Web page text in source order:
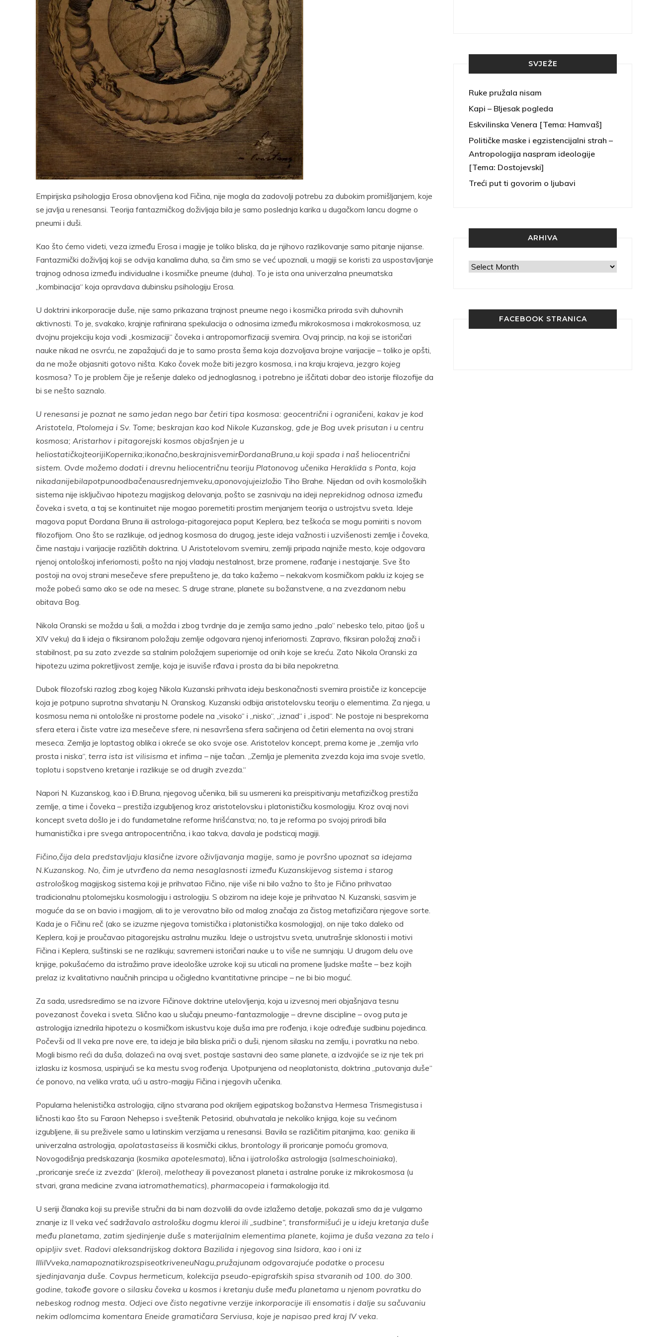
Empirijska psihologija Erosa obnovljena kod Fičina, nije mogla da zadovolji potrebu za dubokim promišljanjem, koje
se javlja u renesansi. Teorija fantazmičkog doživljaja bila je samo poslednja karika u dugačkom lancu dogme o
pneumi i duši.
Kao što ćemo videti, veza između Erosa i magije je toliko bliska, da je njihovo razlikovanje samo pitanje nijanse.
Fantazmički doživljaj koji se odvija kanalima duha, sa čim smo se već upoznali, u magiji se koristi za uspostavljanje
trajnog odnosa između individualne i kosmičke pneume (duha). To je ista ona univerzalna pneumatska
„kombinacija“ koja opravdava dubinsku psihologiju Erosa.
U doktrini inkorporacije duše, nije samo prikazana trajnost pneume nego i kosmička priroda svih duhovnih
aktivnosti. To je, svakako, krajnje rafinirana spekulacija o odnosima između mikrokosmosa i makrokosmosa, uz
dvojnu projekciju koja vodi „kosmizaciji“ čoveka i antropomorfizaciji svemira. Ovaj princip, na koji se istoričari
nauke nikad ne osvrću, ne zapažajući da je to samo prosta šema koja dozvoljava brojne varijacije – toliko je opšti,
da ne može objasniti gotovo ništa. Kako čovek može biti jezgro kosmosa, i na kraju krajeva, jezgro kojeg
kosmosa? To je problem čije je rešenje daleko od jednoglasnog, i potrebno je iščitati dobar deo istorije filozofije da
bi se nešto saznalo.
U renesansi je poznat ne samo jedan nego bar četiri tipa kosmosa: geocentrični i ograničeni, kakav je kod
Aristotela, Ptolomeja i Sv. Tome; beskrajan kao kod Nikole Kuzanskog, gde je Bog uvek prisutan i u centru
kosmosa; Aristarhov i pitagorejski kosmos objašnjen je u
heliostatičkojteorijiKopernika;ikonačno,beskrajnisvemirĐordanaBruna,u koji spada i naš heliocentrični
sistem. Ovde možemo dodati i drevnu heliocentričnu teoriju Platonovog učenika Heraklida s Ponta, koja
nikadanijebilapotpunoodbačenausrednjemveku,aponovojujeizložio Tiho Brahe. Nijedan od ovih kosmoloških
sistema nije isključivao hipotezu magijskog delovanja, pošto se zasnivaju na ideji neprekidnog odnosa između
čoveka i sveta, a taj se kontinuitet nije mogao poremetiti prostim menjanjem teorija o ustrojstvu sveta. Ideje
magova poput Đordana Bruna ili astrologa-pitagorejaca poput Keplera, bez teškoća se mogu pomiriti s novom
filozofijom. Ono što se razlikuje, od jednog kosmosa do drugog, jeste ideja važnosti i uzvišenosti zemlje i čoveka,
čime nastaju i varijacije različitih doktrina. U Aristotelovom svemiru, zemlji pripada najniže mesto, koje odgovara
njenoj ontološkoj inferiornosti, pošto na njoj vladaju nestalnost, brze promene, rađanje i nestajanje. Sve što
postoji na ovoj strani mesečeve sfere prepušteno je, da tako kažemo – nekakvom kosmičkom paklu iz kojeg se
može pobeći samo ako se ode na mesec. S druge strane, planete su božanstvene, a na zvezdanom nebu
obitava Bog.
Nikola Oranski se možda u šali, a možda i zbog tvrdnje da je zemlja samo jedno „palo“ nebesko telo, pitao (još u
XIV veku) da li ideja o fiksiranom položaju zemlje odgovara njenoj inferiornosti. Zapravo, fiksiran položaj znači i
stabilnost, pa su zato zvezde sa stalnim položajem superiornije od onih koje se kreću. Zato Nikola Oranski za
hipotezu uzima pokretljivost zemlje, koja je isuviše rđava i prosta da bi bila nepokretna.
Dubok filozofski razlog zbog kojeg Nikola Kuzanski prihvata ideju beskonačnosti svemira proističe iz koncepcije
koja je potpuno suprotna shvatanju N. Oranskog. Kuzanski odbija aristotelovsku teoriju o elementima. Za njega, u
kosmosu nema ni ontološke ni prostorne podele na „visoko“ i „nisko“, „iznad“ i „ispod“. Ne postoje ni besprekorna
sfera etera i čiste vatre iza mesečeve sfere, ni nesavršena sfera sačinjena od četiri elementa na ovoj strani
meseca. Zemlja je loptastog oblika i okreće se oko svoje ose. Aristotelov koncept, prema kome je „zemlja vrlo
prosta i niska“, terra ista ist vilisisma et infima – nije tačan. „Zemlja je plemenita zvezda koja ima svoje svetlo,
toplotu i sopstveno kretanje i razlikuje se od drugih zvezda.“
Napori N. Kuzanskog, kao i Đ.Bruna, njegovog učenika, bili su usmereni ka preispitivanju metafizičkog prestiža
zemlje, a time i čoveka – prestiža izgubljenog kroz aristotelovsku i platonističku kosmologiju. Kroz ovaj novi
koncept sveta došlo je i do fundametalne reforme hrišćanstva; no, ta je reforma po svojoj prirodi bila
humanistička i pre svega antropocentrična, i kao takva, davala je podsticaj magiji.
Fičino,čija dela predstavljaju klasične izvore oživljavanja magije, samo je površno upoznat sa idejama
N.Kuzanskog. No, čim je utvrđeno da nema nesaglasnosti između Kuzanskijevog sistema i starog
astrološkog magijskog sistema koji je prihvatao Fičino, nije više ni bilo važno to što je Fičino prihvatao
tradicionalnu ptolomejsku kosmologiju i astrologiju. S obzirom na ideje koje je prihvatao N. Kuzanski, sasvim je
moguće da se on bavio i magijom, ali to je verovatno bilo od malog značaja za čistog metafizičara njegove sorte.
Kada je o Fičinu reč (ako se izuzme njegova tomistička i platonistička kosmologija), on nije tako daleko od
Keplera, koji je proučavao pitagorejsku astralnu muziku. Ideje o ustrojstvu sveta, unutrašnje sklonosti i motivi
Fičina i Keplera, suštinski se ne razlikuju; savremeni istoričari nauke u to više ne sumnjaju. U drugom delu ove
knjige, pokušaćemo da istražimo prave ideološke uzroke koji su uticali na promene ljudske mašte – bez kojih
prelaz iz kvalitativno naučnih principa u očigledno kvantitativne principe – ne bi bio moguć.
Za sada, usredsredimo se na izvore Fičinove doktrine utelovljenja, koja u izvesnoj meri objašnjava tesnu
povezanost čoveka i sveta. Slično kao u slučaju pneumo-fantazmologije – drevne discipline – ovog puta je
astrologija iznedrila hipotezu o kosmičkom iskustvu koje duša ima pre rođenja, i koje određuje sudbinu pojedinca.
Počevši od II veka pre nove ere, ta ideja je bila bliska priči o duši, njenom silasku na zemlju, i povratku na nebo.
Mogli bismo reći da duša, dolazeći na ovaj svet, postaje sastavni deo same planete, a izdvojiće se iz nje tek pri
izlasku iz kosmosa, uspinjući se ka mestu svog rođenja. Upotpunjena od neoplatonista, doktrina „putovanja duše“
će ponovo, na velika vrata, ući u astro-magiju Fičina i njegovih učenika.
Popularna helenistička astrologija, ciljno stvarana pod okriljem egipatskog božanstva Hermesa Trismegistusa i
ličnosti kao što su Faraon Nehepso i sveštenik Petosirid, obuhvatala je nekoliko knjiga, koje su većinom
izgubljene, ili su preživele samo u latinskim verzijama u renesansi. Bavila se različitim pitanjima, kao: genika ili
univerzalna astrologija, apolatastaseiss ili kosmički ciklus, brontology ili proricanje pomoću gromova,
Novogodišnja predskazanja (kosmika apotelesmata), lična i ijatrološka astrologija (salmeschoiniaka),
„proricanje sreće iz zvezda“ (kleroi), melotheay ili povezanost planeta i astralne poruke iz mikrokosmosa (u
stvari, grana medicine zvana iatromathematics), pharmacopeia i farmakologija itd.
U seriji članaka koji su previše stručni da bi nam dozvolili da ovde izlažemo detalje, pokazali smo da je vulgarno
znanje iz II veka već sadržavalo astrološku dogmu kleroi ili „sudbine“, transformišući je u ideju kretanja duše
među planetama, zatim sjedinjenje duše s materijalnim elementima planete, kojima je duša vezana za telo i
opipljiv svet. Radovi aleksandrijskog doktora Bazilida i njegovog sina Isidora, kao i oni iz
IIIiIVveka,namapoznatikrozspiseotkriveneuNagu,pružajunam odgovarajuće podatke o procesu
sjedinjavanja duše. Covpus hermeticum, kolekcija pseudo-epigrafskih spisa stvaranih od 100. do 300.
godine, takođe govore o silasku čoveka u kosmos i kretanju duše među planetama u njenom povratku do
nebeskog rodnog mesta. Odjeci ove čisto negativne verzije inkorporacije ili ensomatis i dalje su sačuvaniu
nekim odlomcima komentara Eneide gramatičara Serviusa, koje je napisao pred kraj IV veka.
Pocket
Email Print
SVJEŽE
Ruke pružala nisam
Kapi – Bljesak pogleda
Eskvilinska Venera [Tema: Hamvaš]
Političke maske i egzistencijalni strah –
Antropologija naspram ideologije
[Tema: Dostojevski]
Treći put ti govorim o ljubavi
ARHIVA
Arhiva
FACEBOOK STRANICA